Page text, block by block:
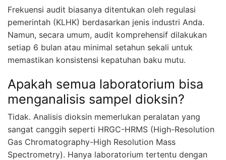
Frekuensi audit biasanya ditentukan oleh regulasi
pemerintah (KLHK) berdasarkan jenis industri Anda.
Namun, secara umum, audit komprehensif dilakukan
setiap 6 bulan atau minimal setahun sekali untuk
memastikan konsistensi kepatuhan baku mutu.
Apakah semua laboratorium bisa
menganalisis sampel dioksin?
Tidak. Analisis dioksin memerlukan peralatan yang
sangat canggih seperti HRGC-HRMS (High-Resolution
Gas Chromatography-High Resolution Mass
Spectrometry). Hanya laboratorium tertentu dengan